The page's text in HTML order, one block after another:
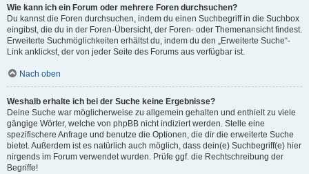
Wie kann ich ein Forum oder mehrere Foren durchsuchen?
Du kannst die Foren durchsuchen, indem du einen Suchbegriff in die Suchbox
eingibst, die du in der Foren-Übersicht, der Foren- oder Themenansicht findest.
Erweiterte Suchmöglichkeiten erhältst du, indem du den „Erweiterte Suche“-
Link anklickst, der von jeder Seite des Forums aus verfügbar ist.
Nach oben
Weshalb erhalte ich bei der Suche keine Ergebnisse?
Deine Suche war möglicherweise zu allgemein gehalten und enthielt zu viele
gängige Wörter, welche von phpBB nicht indiziert werden. Stelle eine
spezifischere Anfrage und benutze die Optionen, die dir die erweiterte Suche
bietet. Außerdem ist es natürlich auch möglich, dass dein(e) Suchbegriff(e) hier
nirgends im Forum verwendet wurden. Prüfe ggf. die Rechtschreibung der
Begriffe!